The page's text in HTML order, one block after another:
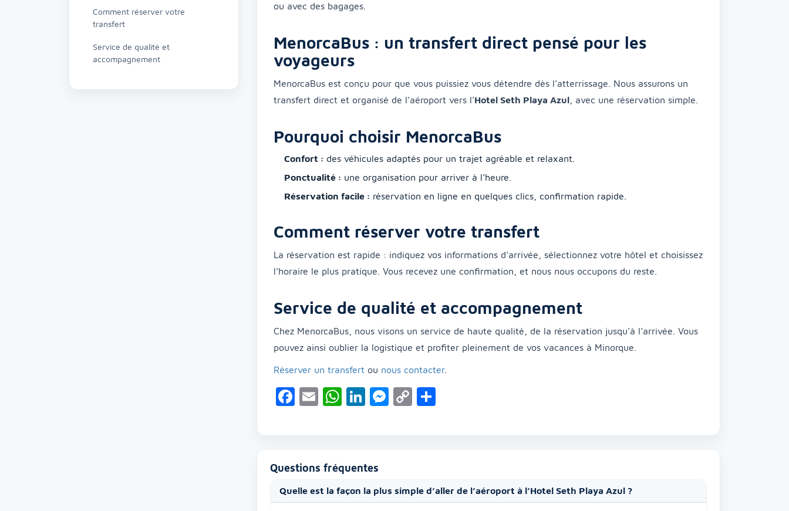
Comment réserver votre
transfert
Service de qualité et
accompagnement
ou avec des bagages.
MenorcaBus : un transfert direct pensé pour les
voyageurs
MenorcaBus est conçu pour que vous puissiez vous détendre dès l’atterrissage. Nous assurons un
transfert direct et organisé de l’aéroport vers l’Hotel Seth Playa Azul , avec une réservation simple.
Pourquoi choisir MenorcaBus
Confort : des véhicules adaptés pour un trajet agréable et relaxant.
Ponctualité : une organisation pour arriver à l’heure.
Réservation facile : réservation en ligne en quelques clics, confirmation rapide.
Comment réserver votre transfert
La réservation est rapide : indiquez vos informations d’arrivée, sélectionnez votre hôtel et choisissez
l’horaire le plus pratique. Vous recevez une confirmation, et nous nous occupons du reste.
Service de qualité et accompagnement
Chez MenorcaBus, nous visons un service de haute qualité, de la réservation jusqu’à l’arrivée. Vous
pouvez ainsi oublier la logistique et profiter pleinement de vos vacances à Minorque.
Réserver un transfert ou nous contacter.
Facebook
EmailWhatsApp
LinkedIn
Messenger
Copy
Questions fréquentes
Quelle est la façon la plus simple d’aller de l’aéroport à l’Hotel Seth Playa Azul ?